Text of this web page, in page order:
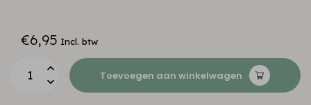
€6,95 Incl. btw
Toevoegen aan winkelwagen